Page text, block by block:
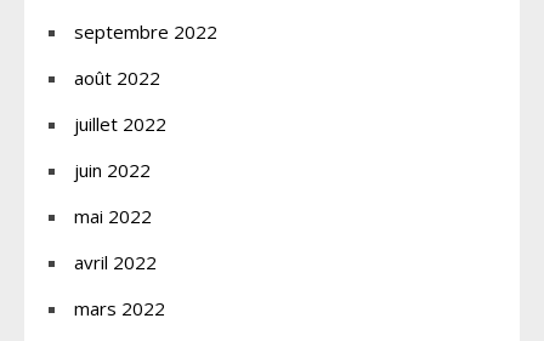
septembre 2022
août 2022
juillet 2022
juin 2022
mai 2022
avril 2022
mars 2022